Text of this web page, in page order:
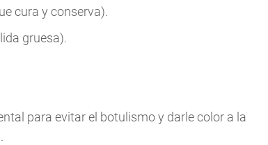
cura y conserva).
gruesa).
para evitar el botulismo y darle color a la